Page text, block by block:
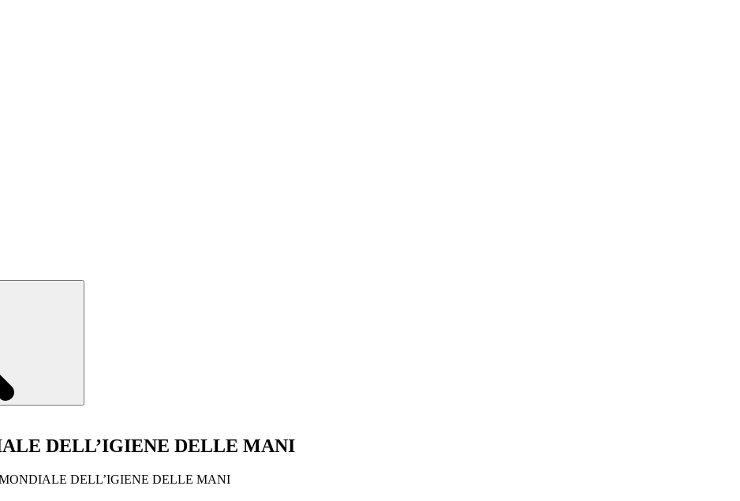
DELL’IGIENE DELLE MANI
DELL’IGIENE DELLE MANI